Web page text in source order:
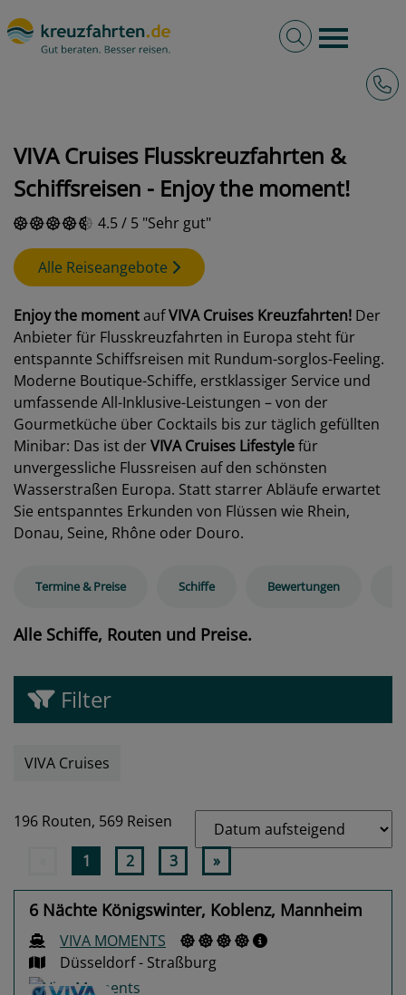
Burger
Volltextsuche
VIVA Cruises Flusskreuzfahrten &
Schiffsreisen - Enjoy the moment!
4.5/ 5 Sehr gut
Alle Reiseangebote
Enjoy the momentaufVIVA Cruises Kreuzfahrten! Der
Anbieter für Flusskreuzfahrten in Europa steht für
entspannte Schiffsreisen mit Rundum-sorglos-Feeling.
Moderne Boutique-Schiffe, erstklassiger Service und
umfassende All-Inklusive-Leistungen – von der
Gourmetküche über Cocktails bis zur täglich gefüllten
Minibar: Das ist derVIVA Cruises Lifestylefür
unvergessliche Flussreisen auf den schönsten
Wasserstraßen Europa. Statt starrer Abläufe erwartet
Sie entspanntes Erkunden von Flüssen wie Rhein,
Donau, Seine, Rhône oder Douro.
Termine & Preise Schiffe Bewertungen
Alle Schiffe, Routen und Preise.
Filter
VIVA Cruises
196 Routen, 569 Reisen
1 2 3 »
6 Nächte Königswinter, Koblenz, Mannheim
VIVA MOMENTS
Düsseldorf - Straßburg